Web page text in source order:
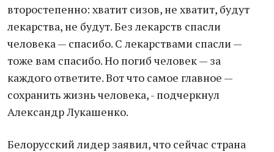
второстепенно: хватит сизов, не хватит, будут
лекарства, не будут. Без лекарств спасли
человека — спасибо. С лекарствами спасли —
тоже вам спасибо. Но погиб человек — за
каждого ответите. Вот что самое главное —
сохранить жизнь человека, - подчеркнул
Александр Лукашенко.
Белорусский лидер заявил, что сейчас страна